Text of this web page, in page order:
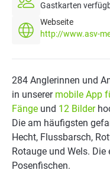
Gastkarten
Webseite
http://www.asv-
284 Anglerinnen und
in unserer mobile App
Fänge und 12 Bilder
Die am häufigsten
Hecht, Flussbarsch,
Rotauge und Wels.
Posenfischen.